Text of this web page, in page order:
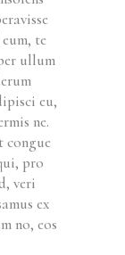
te
ullum
eu,
ne.
congue
pro
veri
ex
no, eos